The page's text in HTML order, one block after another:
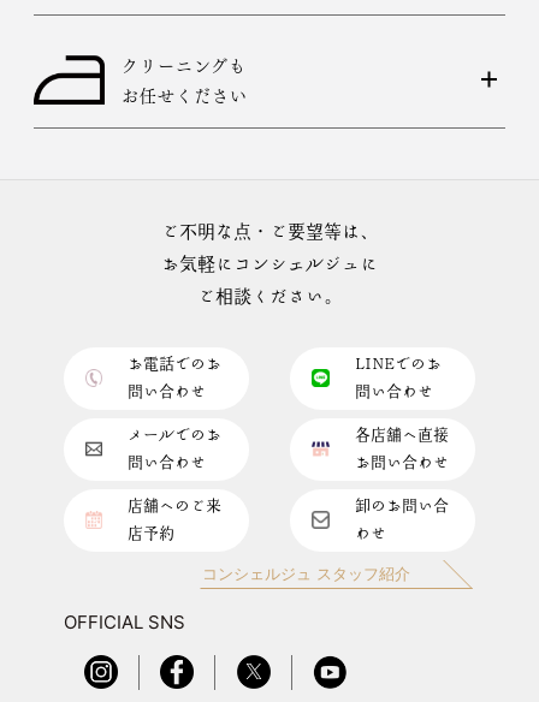
クリーニングも
お任せください
ご不明な点・ご要望等は、
お気軽にコンシェルジュに
ご相談ください。
お電話でのお
問い合わせ
LINEでのお
問い合わせ
メールでのお
問い合わせ
各店舗へ直接
お問い合わせ
店舗へのご来
店予約
卸のお問い合
わせ
コンシェルジュ スタッフ紹介
OFFICIAL SNS